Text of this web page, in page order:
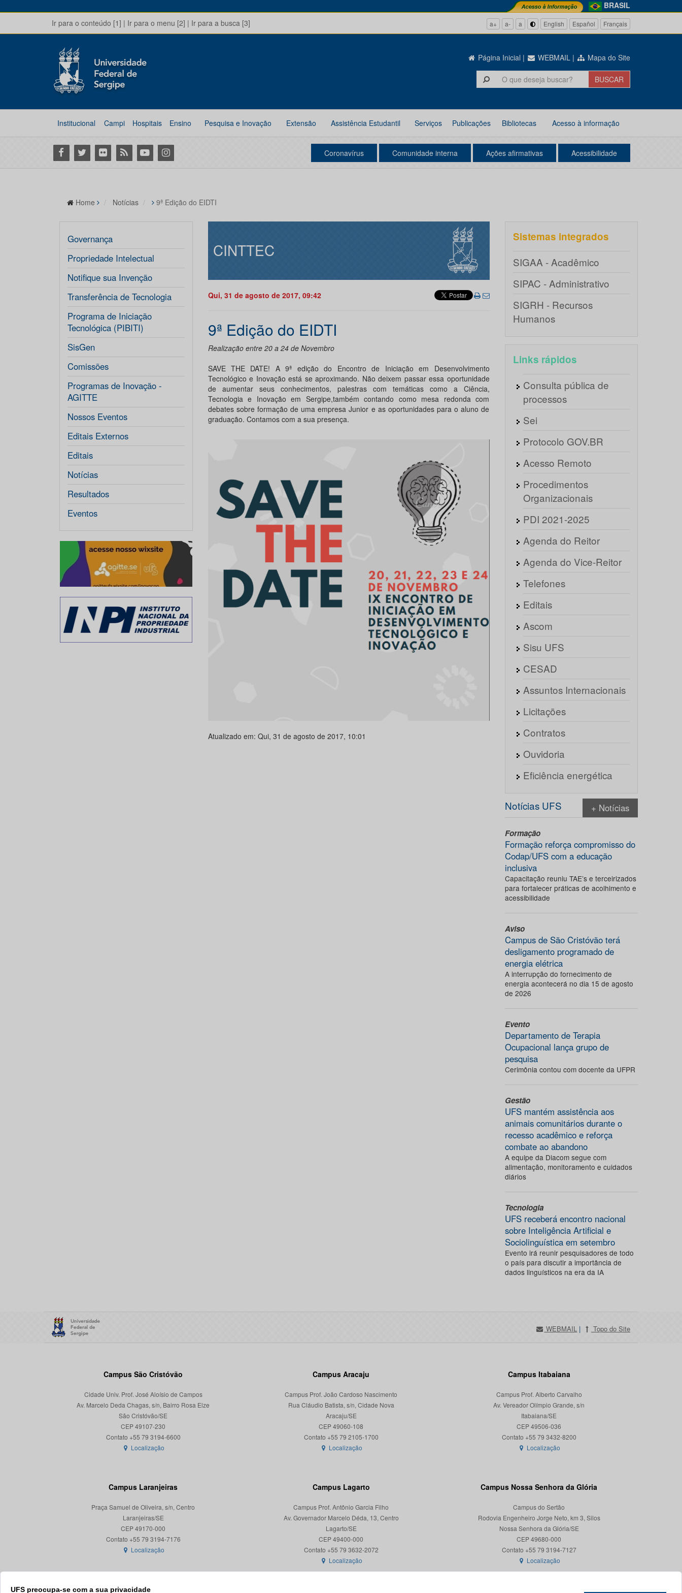
BRASIL
Ir para o conteúdo [1] | Ir para o menu [2] | Ir para a busca [3] a+ a- a English Español Français
Página Inicial | WEBMAIL | Mapa do Site
Institucional Campi Hospitais Ensino Pesquisa e Inovação Extensão Assistência Estudantil Serviços Publicações Bibliotecas Acesso à informação
Facebook
Twitter Flickr RSS YoutubeInstagram Coronavírus Comunidade interna Ações afirmativas Acessibilidade
UFS preocupa-se com a sua privacidade
Home Notícias 9ª Edição do EIDTI
Governança
Propriedade Intelectual
Notifique sua Invenção
Transferência de Tecnologia
Programa de Iniciação
Tecnológica (PIBITI)
SisGen
Comissões
Programas de Inovação -
AGITTE
Nossos Eventos
Editais Externos
Editais
Notícias
Resultados
Eventos
CINTTEC
Qui, 31 de agosto de 2017, 09:42
9ª Edição do EIDTI
Realização entre 20 a 24 de Novembro
SAVE THE DATE! A 9ª edição do Encontro de Iniciação em Desenvolvimento
Tecnológico e Inovação está se aproximando. Não deixem passar essa oportunidade
de aumentar seus conhecimentos, palestras com temáticas como a Ciência,
Tecnologia e Inovação em Sergipe,também contando como mesa redonda com
debates sobre formação de uma empresa Junior e as oportunidades para o aluno de
graduação. Contamos com a sua presença.
Atualizado em: Qui, 31 de agosto de 2017, 10:01
Sistemas integrados
SIGAA - Acadêmico
SIPAC - Administrativo
SIGRH - Recursos
Humanos
Links rápidos
Consulta pública de
processos
Sei
Protocolo GOV.BR
Acesso Remoto
Procedimentos
Organizacionais
PDI 2021-2025
Agenda do Reitor
Agenda do Vice-Reitor
Telefones
Editais
Ascom
Sisu UFS
CESAD
Assuntos Internacionais
Licitações
Contratos
Ouvidoria
Eficiência energética
Notícias UFS + Notícias
Formação
Formação reforça compromisso do
Codap/UFS com a educação
inclusiva
Capacitação reuniu TAE’s e terceirizados
para fortalecer práticas de acolhimento e
acessibilidade
Aviso
Campus de São Cristóvão terá
desligamento programado de
energia elétrica
A interrupção do fornecimento de
energia acontecerá no dia 15 de agosto
de 2026
Evento
Departamento de Terapia
Ocupacional lança grupo de
pesquisa
Cerimônia contou com docente da UFPR
Gestão
UFS mantém assistência aos
animais comunitários durante o
recesso acadêmico e reforça
combate ao abandono
A equipe da Diacom segue com
alimentação, monitoramento e cuidados
diários
Tecnologia
UFS receberá encontro nacional
sobre Inteligência Artificial e
Sociolinguística em setembro
Evento irá reunir pesquisadores de todo
o país para discutir a importância de
dados linguísticos na era da IA
WEBMAIL | Topo do Site
Campus São Cristóvão
Cidade Univ. Prof. José Aloísio de Campos
Av. Marcelo Deda Chagas, s/n, Bairro Rosa Elze
São Cristóvão/SE
CEP 49107-230
Localização
Campus Aracaju
Campus Prof. João Cardoso Nascimento
Rua Cláudio Batista, s/n, Cidade Nova
Aracaju/SE
CEP 49060-108
Localização
Campus Itabaiana
Campus Prof. Alberto Carvalho
Av. Vereador Olímpio Grande, s/n
Itabaiana/SE
CEP 49506-036
Localização
Campus Laranjeiras
Praça Samuel de Oliveira, s/n, Centro
Laranjeiras/SE
CEP 49170-000
Localização
Campus Lagarto
Campus Prof. Antônio Garcia Filho
Av. Governador Marcelo Déda, 13, Centro
Lagarto/SE
CEP 49400-000
Localização
Campus Nossa Senhora da Glória
Campus do Sertão
Rodovia Engenheiro Jorge Neto, km 3, Silos
Nossa Senhora da Glória/SE
CEP 49680-000
Contato +55 79 3194-7127
Localização